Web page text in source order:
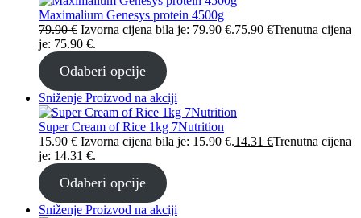
Maximalium Genesys protein 4500g
79.90€ Izvorna cijena bila je: 79.90 €.75.90 €Trenutna cijena
je: 75.90 €.
Odaberi opcije
Sniženje Proizvod na akciji
Super Cream of Rice 1kg 7Nutrition
15.90€ Izvorna cijena bila je: 15.90 €.14.31 €Trenutna cijena
je: 14.31 €.
Odaberi opcije
Sniženje Proizvod na akciji